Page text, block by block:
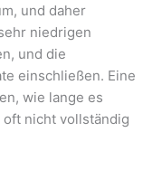
und daher
niedrigen
und die
einschließen. Eine
wie lange es
oft nicht vollständig